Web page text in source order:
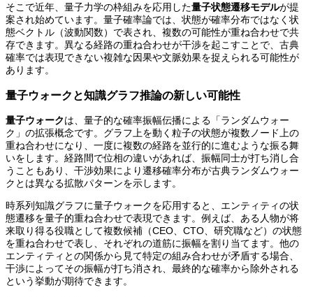
そこで近年、量子力学の枠組みを応用した量子状態遷移モデルが提
案され始めています。量子確率論では、状態が確率分布ではなく状
態ベクトル（波動関数）で表され、複数の可能性が重ね合わせで共
存できます。異なる経路の重ね合わせが干渉を起こすことで、古典
確率では表現できない複雑な因果や文脈効果を捉えられる可能性が
あります。
量子ウォークと知識グラフ推論の新しい可能性
量子ウォークは、量子的な確率振幅伝播による「ランダムウォー
ク」の拡張概念です。グラフ上を動く粒子の状態が複数ノード上の
重ね合わせになり、一度に複数の経路を並行的に進むような振る舞
いをします。経路間で位相の違いがあれば、振幅同士が打ち消し合
うこともあり、干渉効果により遷移確率分布が古典ランダムウォー
クとは異なる拡散パターンを示します。
時系列知識グラフに量子ウォークを応用すると、エンティティの状
態遷移を量子的重ね合わせで表現できます。例えば、ある人物が将
来取り得る役職として複数候補（CEO、CTO、研究職など）の状態
を重ね合わせで表し、それぞれの道筋に振幅を割り当てます。他の
エンティティとの関係から見て特定の組み合わせが矛盾する場合、
干渉によってその振幅が打ち消され、最終的な確率から除外される
という挙動が期待できます。